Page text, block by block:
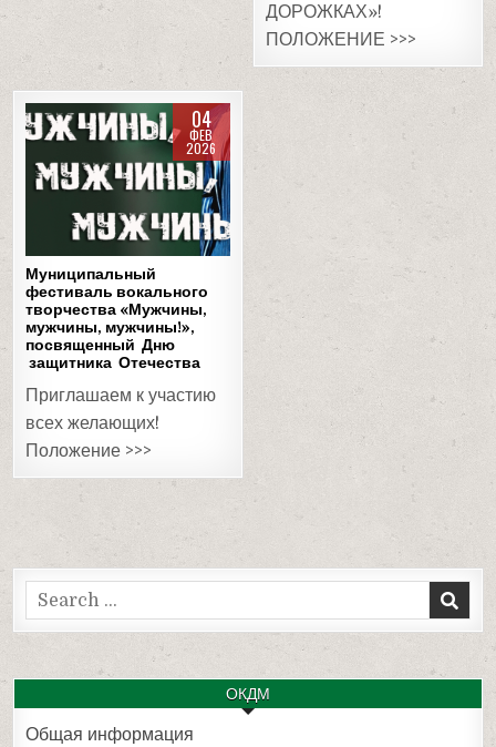
ДОРОЖКАХ»!
ПОЛОЖЕНИЕ >>>
04
ФЕВ
2026
Posted
Муниципальный
фестиваль вокального
творчества «Мужчины,
мужчины, мужчины!»,
посвященный Дню
защитника Отечества
Приглашаем к участию
всех желающих!
Положение >>>
Search
for:
ОКДМ
Общая информация